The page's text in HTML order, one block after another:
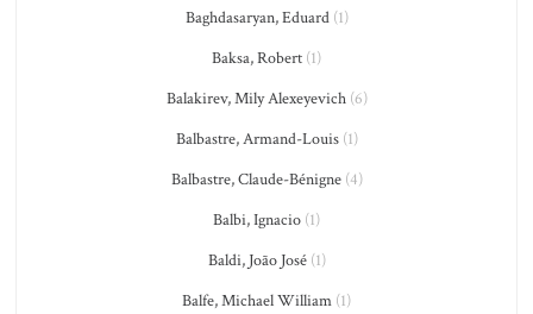
Baghdasaryan, Eduard(1)
Baksa, Robert (1)
Balakirev, Mily Alexeyevich(6)
Balbastre, Armand-Louis(1)
Balbastre, Claude-Bénigne(4)
Balbi, Ignacio (1)
Baldi, João José(1)
Balfe, Michael William (1)